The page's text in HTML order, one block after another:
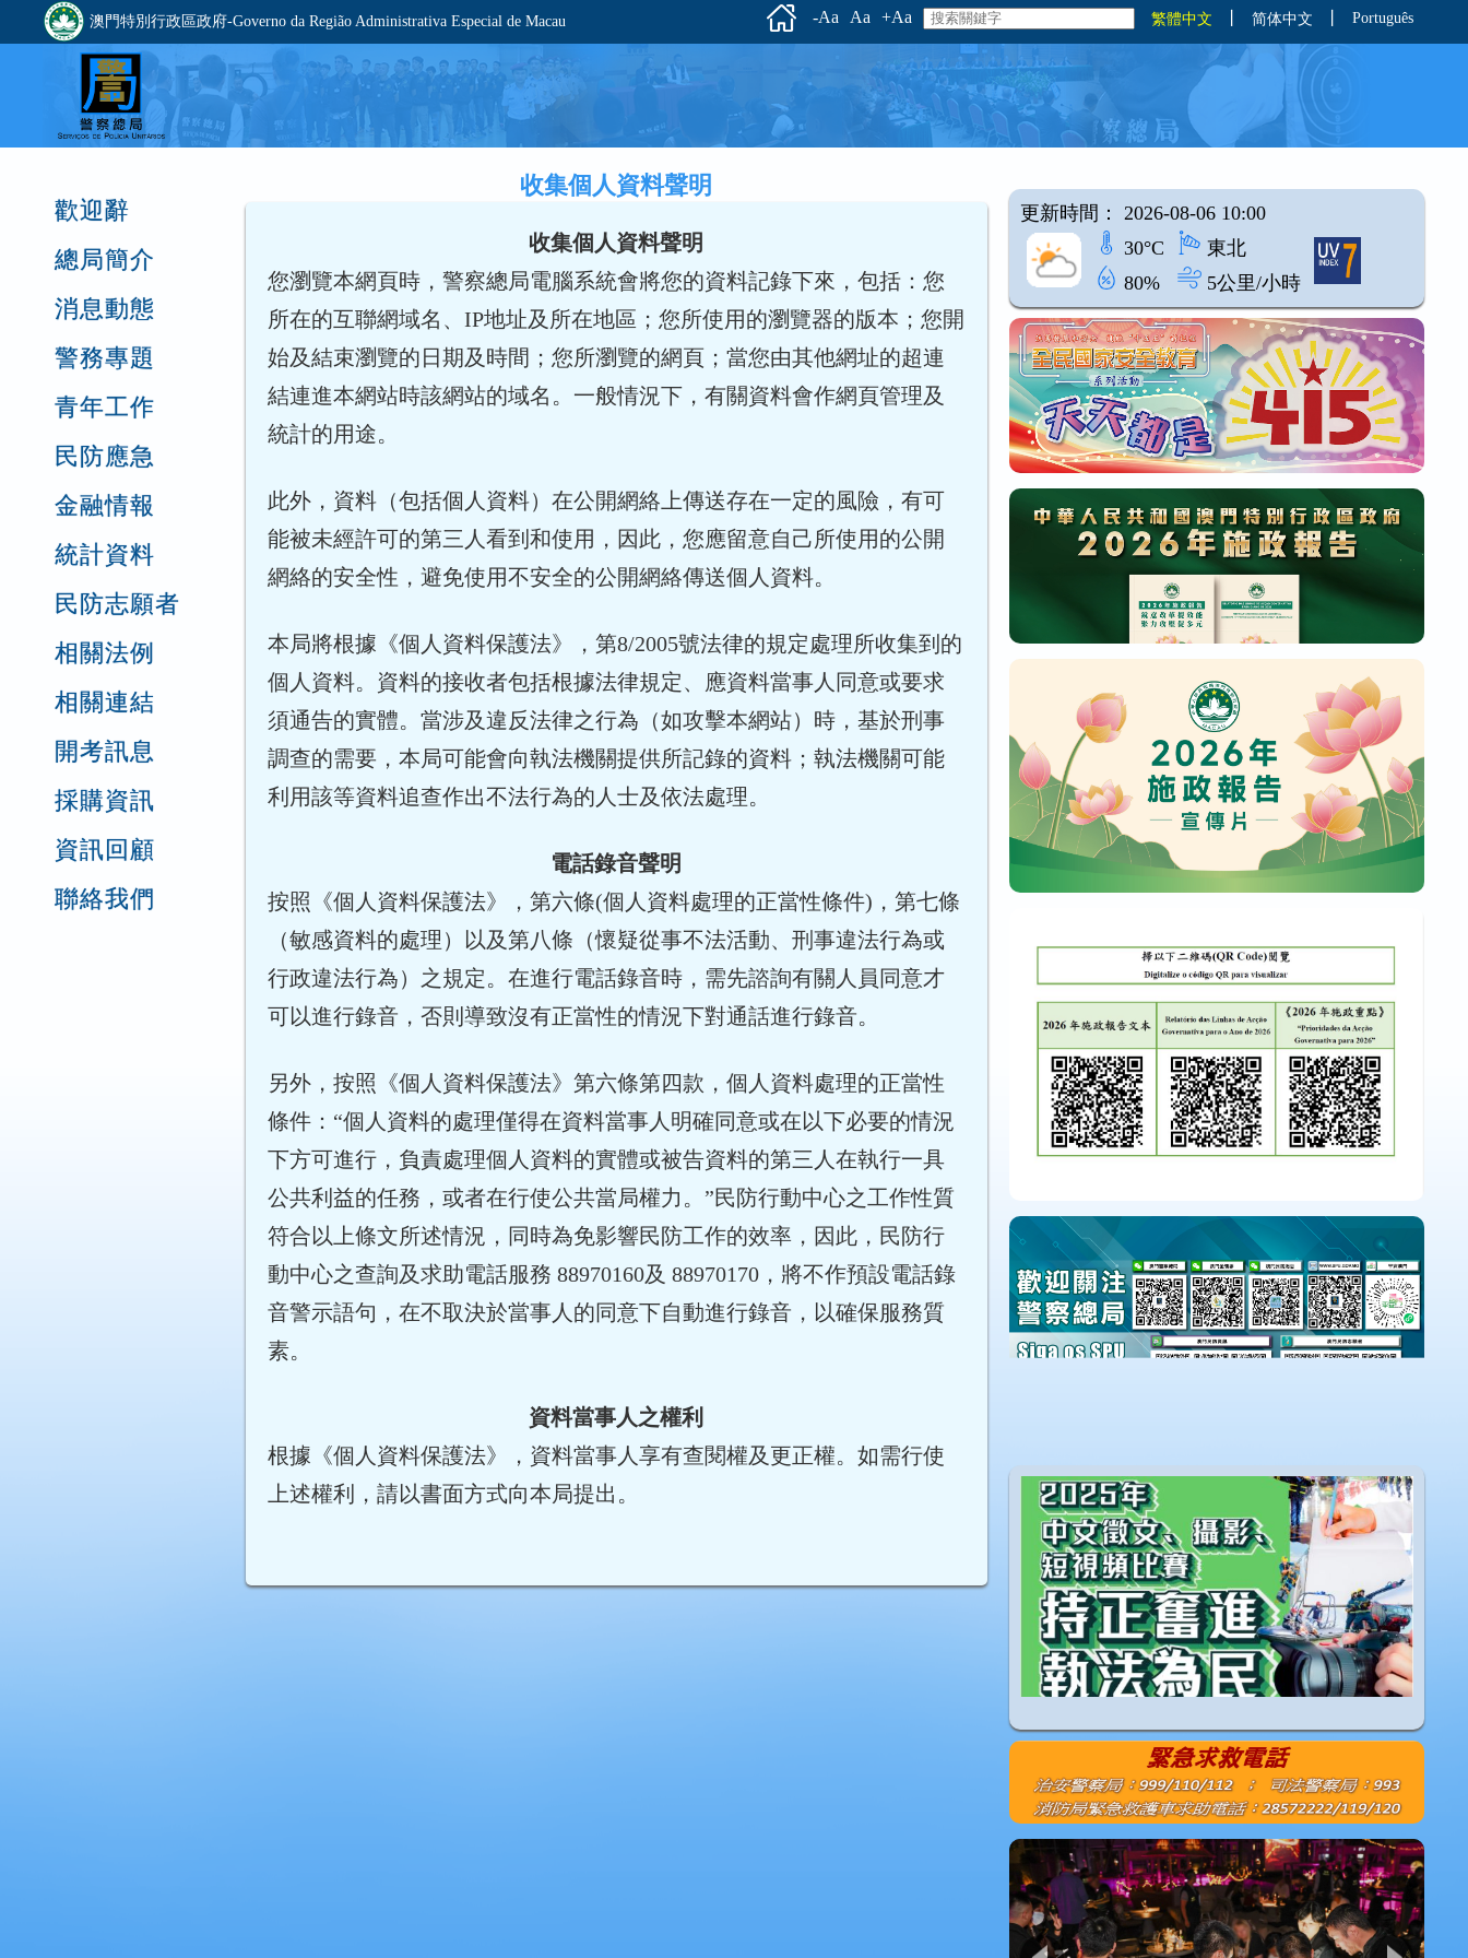
澳門特別行政區政府-Governo da Região Administrativa Especial de Macau -Aa Aa +Aa 繁體中文 简体中文 Português
歡迎辭
總局簡介
消息動態
警務專題
青年工作
民防應急
金融情報
統計資料
民防志願者
相關法例
相關連結
開考訊息
採購資訊
資訊回顧
聯絡我們
收集個人資料聲明
收集個人資料聲明
您瀏覽本網頁時，警察總局電腦系統會將您的資料記錄下來，包括：您
所在的互聯網域名、IP地址及所在地區；您所使用的瀏覽器的版本；您開
始及結束瀏覽的日期及時間；您所瀏覽的網頁；當您由其他網址的超連
結連進本網站時該網站的域名。一般情況下，有關資料會作網頁管理及
統計的用途。
此外，資料（包括個人資料）在公開網絡上傳送存在一定的風險，有可
能被未經許可的第三人看到和使用，因此，您應留意自己所使用的公開
網絡的安全性，避免使用不安全的公開網絡傳送個人資料。
本局將根據《個人資料保護法》，第8/2005號法律的規定處理所收集到的
個人資料。資料的接收者包括根據法律規定、應資料當事人同意或要求
須通告的實體。當涉及違反法律之行為（如攻擊本網站）時，基於刑事
調查的需要，本局可能會向執法機關提供所記錄的資料；執法機關可能
利用該等資料追查作出不法行為的人士及依法處理。
電話錄音聲明
按照《個人資料保護法》，第六條(個人資料處理的正當性條件)，第七條
（敏感資料的處理）以及第八條（懷疑從事不法活動、刑事違法行為或
行政違法行為）之規定。在進行電話錄音時，需先諮詢有關人員同意才
可以進行錄音，否則導致沒有正當性的情況下對通話進行錄音。
另外，按照《個人資料保護法》第六條第四款，個人資料處理的正當性
條件：“個人資料的處理僅得在資料當事人明確同意或在以下必要的情況
下方可進行，負責處理個人資料的實體或被告資料的第三人在執行一具
公共利益的任務，或者在行使公共當局權力。”民防行動中心之工作性質
符合以上條文所述情況，同時為免影響民防工作的效率，因此，民防行
動中心之查詢及求助電話服務 88970160及 88970170，將不作預設電話錄
音警示語句，在不取決於當事人的同意下自動進行錄音，以確保服務質
素。
資料當事人之權利
根據《個人資料保護法》，資料當事人享有查閱權及更正權。如需行使
上述權利，請以書面方式向本局提出。
更新時間： 2026-08-06 10:00
30°C
東北
80%
5公里/小時
1 2 3 4